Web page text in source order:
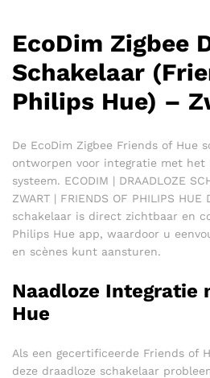
EcoDim Zigbee
Schakelaar
Philips Hue) –
De EcoDim Zigbee Friends of Hue
ontworpen voor integratie met het
systeem. ECODIM | DRAADLOZE
ZWART | FRIENDS OF PHILIPS
schakelaar is direct zichtbaar en
Philips Hue app, waardoor u
en scènes kunt aansturen.
Naadloze Integratie
Hue
Als een gecertificeerde Friends of
deze draadloze schakelaar